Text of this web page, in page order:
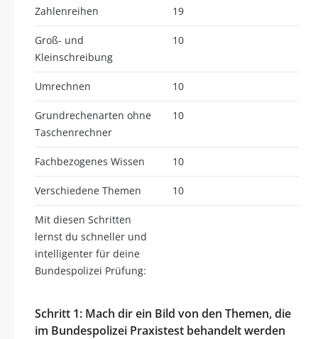
Zahlenreihen 19
Groß- und
Kleinschreibung
10
Umrechnen 10
Grundrechenarten ohne
Taschenrechner
10
Fachbezogenes Wissen 10
Verschiedene Themen 10
Mit diesen Schritten
lernst du schneller und
intelligenter für deine
Bundespolizei Prüfung:
Schritt 1: Mach dir ein Bild von den Themen, die
im Bundespolizei Praxistest behandelt werden